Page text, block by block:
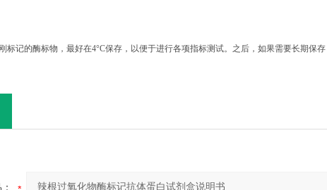
标记的酶标物，最好在4°C保存，以便于进行各项指标测试。之后，如果需要长期保